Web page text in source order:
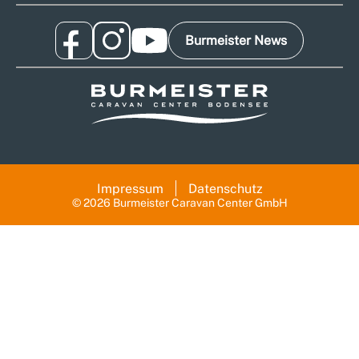
Burmeister News
© 2026 Burmeister Caravan Center GmbH
Impressum Datenschutz